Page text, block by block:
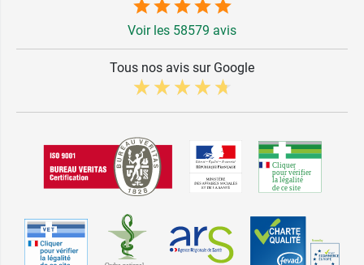
Voir les 58579 avis
Tous nos avis sur Google